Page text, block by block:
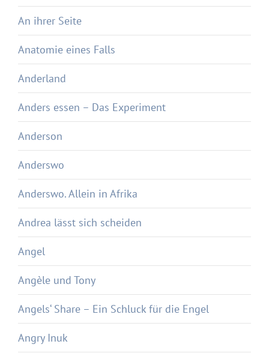
An ihrer Seite
Anatomie eines Falls
Anderland
Anders essen – Das Experiment
Anderson
Anderswo
Anderswo. Allein in Afrika
Andrea lässt sich scheiden
Angel
Angèle und Tony
Angels‘ Share – Ein Schluck für die Engel
Angry Inuk